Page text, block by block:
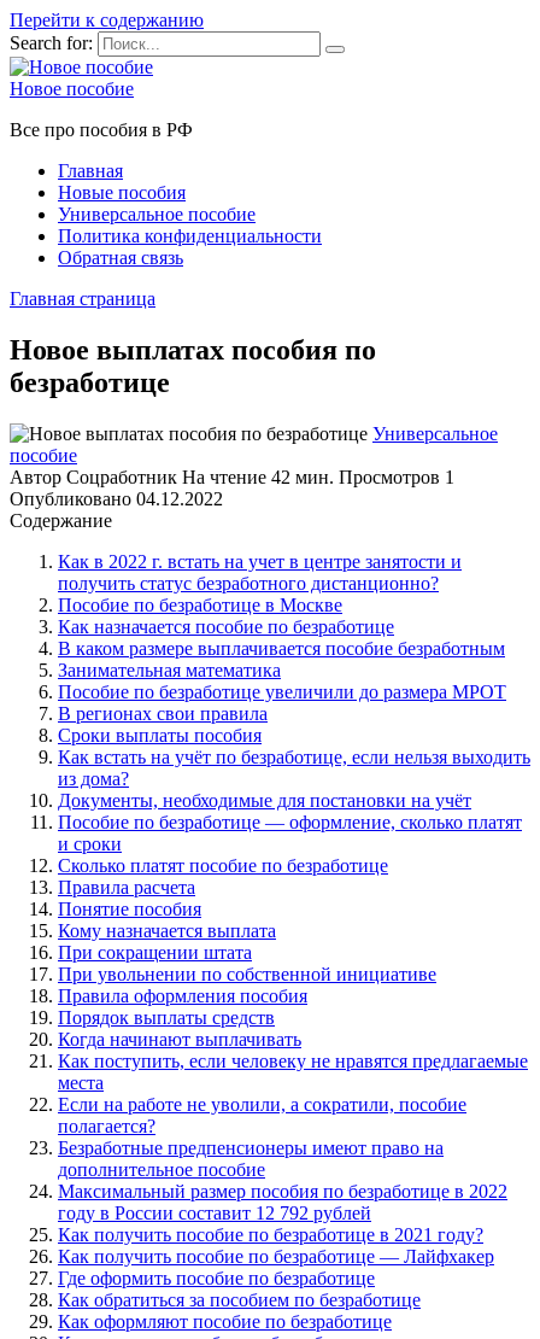
Перейти к содержанию
Search for:
Новое пособие
Все про пособия в РФ
Главная
Новые пособия
Универсальное пособие
Политика конфиденциальности
Обратная связь
Главная страница
Новое выплатах пособия по
безработице
Универсальное
пособие
Автор Соцработник На чтение 42 мин. Просмотров 1
Опубликовано 04.12.2022
Содержание
Как в 2022 г. встать на учет в центре занятости и
получить статус безработного дистанционно?
Пособие по безработице в Москве
Как назначается пособие по безработице
В каком размере выплачивается пособие безработным
Занимательная математика
Пособие по безработице увеличили до размера МРОТ
В регионах свои правила
Сроки выплаты пособия
Как встать на учёт по безработице, если нельзя выходить
из дома?
Документы, необходимые для постановки на учёт
Пособие по безработице — оформление, сколько платят
и сроки
Сколько платят пособие по безработице
Правила расчета
Понятие пособия
Кому назначается выплата
При сокращении штата
При увольнении по собственной инициативе
Правила оформления пособия
Порядок выплаты средств
Когда начинают выплачивать
Как поступить, если человеку не нравятся предлагаемые
места
Если на работе не уволили, а сократили, пособие
полагается?
Безработные предпенсионеры имеют право на
дополнительное пособие
Максимальный размер пособия по безработице в 2022
году в России составит 12 792 рублей
Как получить пособие по безработице в 2021 году?
Как получить пособие по безработице — Лайфхакер
Где оформить пособие по безработице
Как обратиться за пособием по безработице
Как оформляют пособие по безработице